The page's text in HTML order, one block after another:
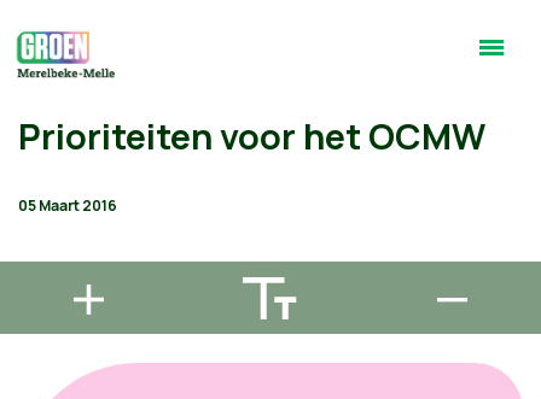
Prioriteiten voor het OCMW
05 Maart 2016